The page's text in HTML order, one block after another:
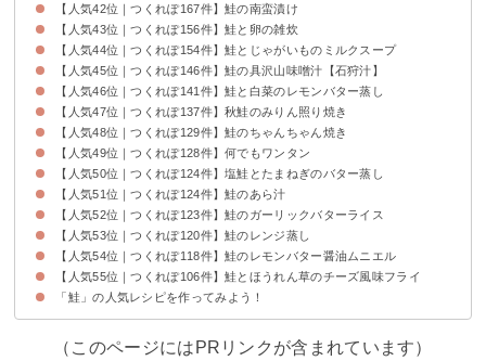
【人気42位｜つくれぽ167件】鮭の南蛮漬け
【人気43位｜つくれぽ156件】鮭と卵の雑炊
【人気44位｜つくれぽ154件】鮭とじゃがいものミルクスープ
【人気45位｜つくれぽ146件】鮭の具沢山味噌汁【石狩汁】
【人気46位｜つくれぽ141件】鮭と白菜のレモンバター蒸し
【人気47位｜つくれぽ137件】秋鮭のみりん照り焼き
【人気48位｜つくれぽ129件】鮭のちゃんちゃん焼き
【人気49位｜つくれぽ128件】何でもワンタン
【人気50位｜つくれぽ124件】塩鮭とたまねぎのバター蒸し
【人気51位｜つくれぽ124件】鮭のあら汁
【人気52位｜つくれぽ123件】鮭のガーリックバターライス
【人気53位｜つくれぽ120件】鮭のレンジ蒸し
【人気54位｜つくれぽ118件】鮭のレモンバター醤油ムニエル
【人気55位｜つくれぽ106件】鮭とほうれん草のチーズ風味フライ
「鮭」の人気レシピを作ってみよう！
（このページにはPRリンクが含まれています）